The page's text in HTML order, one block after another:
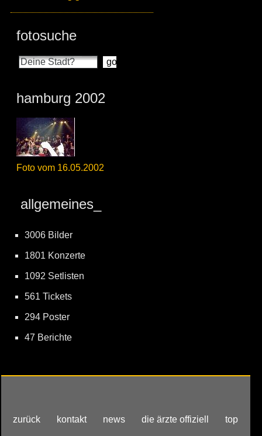
fotosuche
hamburg 2002
Foto vom 16.05.2002
allgemeines_
3006 Bilder
1801 Konzerte
1092 Setlisten
561 Tickets
294 Poster
47 Berichte
zurück kontakt news die ärzte offiziell top